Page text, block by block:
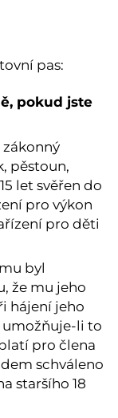
pas:
pokud jste
zákonný
pěstoun,
let svěřen do
pro výkon
pro děti
byl
že mu jeho
hájení jeho
umožňuje-li to
pro člena
schváleno
staršího 18